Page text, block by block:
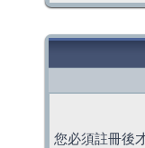
您必須註冊後